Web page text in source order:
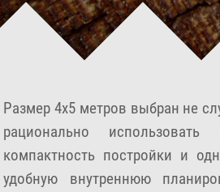
Размер 4х5 метров выбран не
рационально использовать
компактность постройки и
удобную внутреннюю